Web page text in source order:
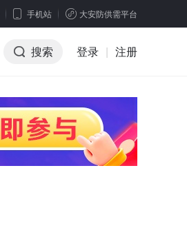
手机站 大安防供需平台
搜索 登录 | 注册